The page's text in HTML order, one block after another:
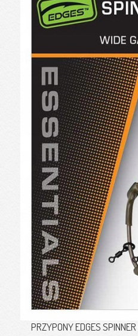
PRZYPONY EDGES